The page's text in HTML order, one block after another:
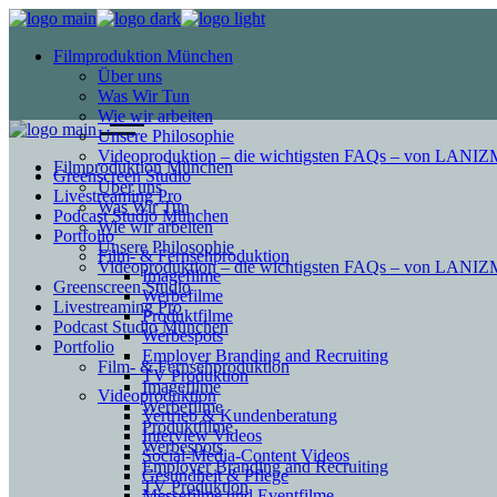
Filmproduktion München
Über uns
Was Wir Tun
Wie wir arbeiten
Unsere Philosophie
Videoproduktion – die wichtigsten FAQs – von
Greenscreen Studio
Livestreaming Pro
Podcast Studio München
Portfolio
Film- & Fernsehproduktion
Imagefilme
Werbefilme
Produktfilme
Werbespots
Employer Branding and Recruiting
TV Produktion
Videoproduktion
Vertrieb & Kundenberatung
Interview Videos
Social-Media-Content Videos
Gesundheit & Pflege
Filmproduktion München
Über uns
Was Wir Tun
Wie wir arbeiten
Unsere Philosophie
Videoproduktion – die wichtigsten FAQs – von
Greenscreen Studio
Livestreaming Pro
Podcast Studio München
Portfolio
Film- & Fernsehproduktion
Imagefilme
Werbefilme
Produktfilme
Werbespots
Employer Branding and Recruiting
TV Produktion